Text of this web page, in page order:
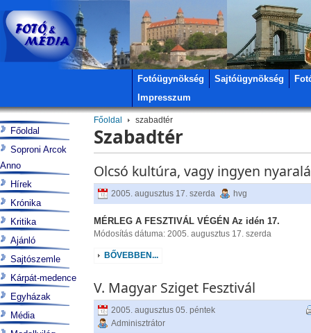
Fotóügynökség Sajtóügynökség
Impresszum
Főoldal szabadtér
Szabadtér
Olcsó kultúra, vagy ingyen
2005. augusztus 17. szerda hvg
MÉRLEG A FESZTIVÁL VÉGÉN Az idén 17.
Módosítás dátuma: 2005. augusztus 17. szerda
BŐVEBBEN...
V. Magyar Sziget Fesztivál
2005. augusztus 05. péntek
Adminisztrátor
Főoldal
Soproni Arcok
Anno
Hírek
Krónika
Kritika
Ajánló
Sajtószemle
Kárpát-medence
Egyházak
Média